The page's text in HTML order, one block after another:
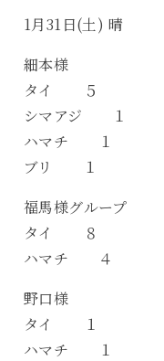
1月31日(土) 晴
細本様
タイ ５
シマアジ １
ハマチ １
ブリ １
福馬様グループ
タイ ８
ハマチ ４
野口様
タイ １
ハマチ １